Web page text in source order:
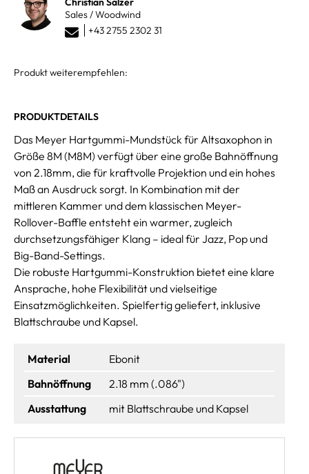
Sales / Woodwind
+43 2755 2302 31
Produkt weiterempfehlen:
PRODUKTDETAILS
Das Meyer Hartgummi-Mundstück für Altsaxophon in
Größe 8M (M8M) verfügt über eine große Bahnöffnung
von 2.18mm, die für kraftvolle Projektion und ein hohes
Maß an Ausdruck sorgt. In Kombination mit der
mittleren Kammer und dem klassischen Meyer-
Rollover-Baffle entsteht ein warmer, zugleich
durchsetzungsfähiger Klang – ideal für Jazz, Pop und
Big-Band-Settings.
Die robuste Hartgummi-Konstruktion bietet eine klare
Ansprache, hohe Flexibilität und vielseitige
Einsatzmöglichkeiten. Spielfertig geliefert, inklusive
Blattschraube und Kapsel.
Material
Ebonit
Bahnöffnung
2.18 mm (.086")
Ausstattung
mit Blattschraube und Kapsel